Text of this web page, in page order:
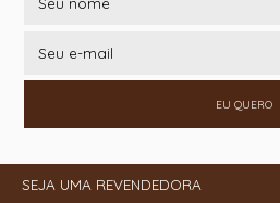
EU QUERO
SEJA UMA REVENDEDORA